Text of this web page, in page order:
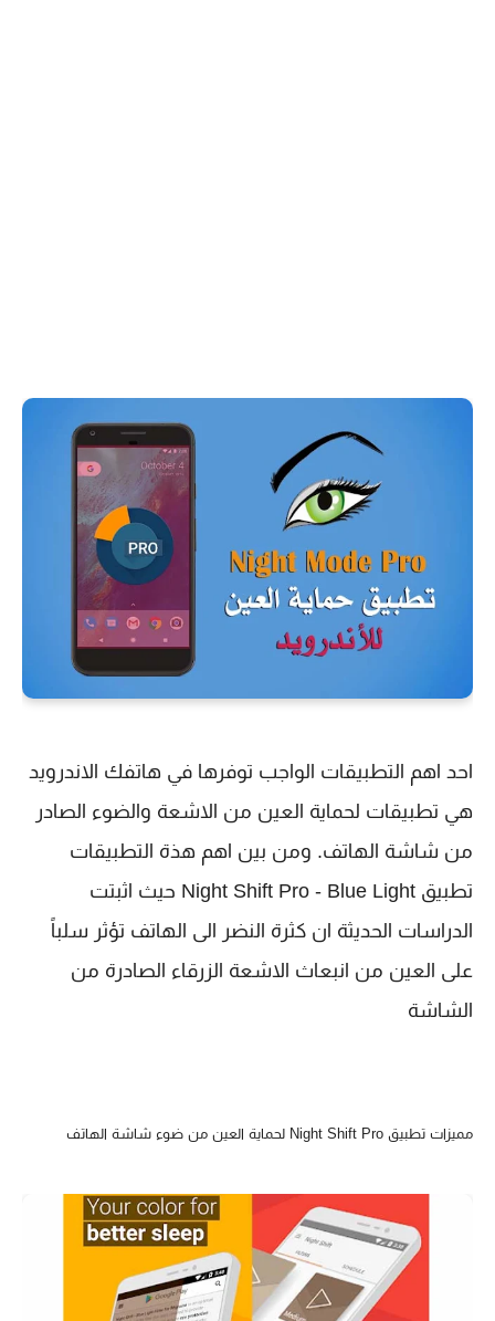
احد اهم التطبيقات الواجب توفرها في هاتفك الاندرويد
هي تطبيقات لحماية العين من الاشعة والضوء الصادر
من شاشة الهاتف. ومن بين اهم هذة التطبيقات
تطبيق Night Shift Pro - Blue Light حيث اثبتت
الدراسات الحديثة ان كثرة النضر الى الهاتف تؤثر سلباً
على العين من انبعاث الاشعة الزرقاء الصادرة من
الشاشة
مميزات تطبيق Night Shift Pro لحماية العين من ضوء شاشة الهاتف